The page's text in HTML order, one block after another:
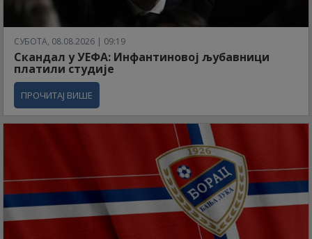
СУБОТА, 08.08.2026 | 09:19
Скандал у УЕФА: Инфантиновој љубавници
платили студије
ПРОЧИТАЈ ВИШЕ